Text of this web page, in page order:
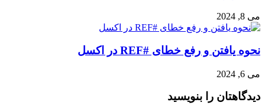
می 8, 2024
نحوه یافتن و رفع خطای #REF در اکسل
می 6, 2024
دیدگاهتان را بنویسید